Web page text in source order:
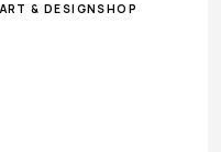
ART & DESIGNSHOP